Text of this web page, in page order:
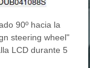
90º hacia la
steering wheel"
LCD durante 5